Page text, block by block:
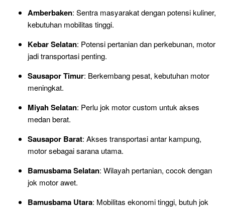
Amberbaken: Sentra masyarakat dengan potensi kuliner,
kebutuhan mobilitas tinggi.
Kebar Selatan: Potensi pertanian dan perkebunan, motor
jadi transportasi penting.
Sausapor Timur: Berkembang pesat, kebutuhan motor
meningkat.
Miyah Selatan: Perlu jok motor custom untuk akses
medan berat.
Sausapor Barat: Akses transportasi antar kampung,
motor sebagai sarana utama.
Bamusbama Selatan: Wilayah pertanian, cocok dengan
jok motor awet.
Bamusbama Utara: Mobilitas ekonomi tinggi, butuh jok